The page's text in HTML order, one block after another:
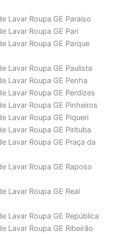
Lavar Roupa GE Paraíso
Lavar Roupa GE Pari
Lavar Roupa GE Parque
Lavar Roupa GE Paulista
Lavar Roupa GE Penha
Lavar Roupa GE Perdizes
Lavar Roupa GE Pinheiros
Lavar Roupa GE Piqueri
Lavar Roupa GE Pirituba
Lavar Roupa GE Praça da
Lavar Roupa GE Raposo
Lavar Roupa GE Real
Lavar Roupa GE República
Lavar Roupa GE Ribeirão